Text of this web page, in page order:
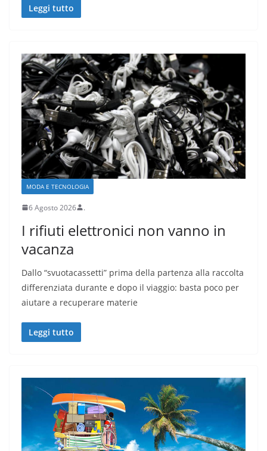
Leggi tutto
MODA E TECNOLOGIA
6 Agosto 2026 .
I rifiuti elettronici non vanno in
vacanza
Dallo “svuotacassetti” prima della partenza alla raccolta
differenziata durante e dopo il viaggio: basta poco per
aiutare a recuperare materie
Leggi tutto